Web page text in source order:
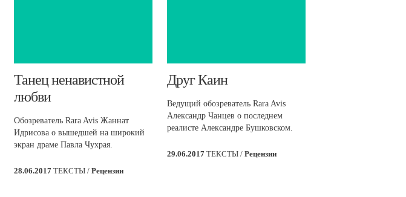
​Танец ненавистной
любви
Обозреватель Rara Avis Жаннат
Идрисова о вышедшей на широкий
экран драме Павла Чухрая.
28.06.2017 ТЕКСТЫ / Рецензии
​Друг Каин
Ведущий обозреватель Rara Avis
Александр Чанцев о последнем
реалисте Александре Бушковском.
29.06.2017 ТЕКСТЫ / Рецензии